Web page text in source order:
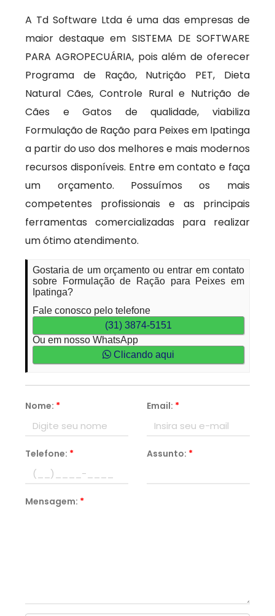
A Td Software Ltda é uma das empresas de
maior destaque em SISTEMA DE SOFTWARE
PARA AGROPECUÁRIA, pois além de oferecer
Programa de Ração, Nutrição PET, Dieta
Natural Cães, Controle Rural e Nutrição de
Cães e Gatos de qualidade, viabiliza
Formulação de Ração para Peixes em Ipatinga
a partir do uso dos melhores e mais modernos
recursos disponíveis. Entre em contato e faça
um orçamento. Possuímos os mais
competentes profissionais e as principais
ferramentas comercializadas para realizar
um ótimo atendimento.
Gostaria de um orçamento ou entrar em contato
sobre Formulação de Ração para Peixes em
Ipatinga?
Fale conosco pelo telefone
(31) 3874-5151
Ou em nosso WhatsApp
Clicando aqui
Nome: * Email: *
Telefone: * Assunto: *
Mensagem: *